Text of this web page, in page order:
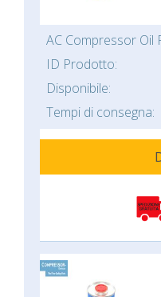
AC Compressor Oil
ID Prodotto:
Disponibile:
Tempi di consegna: